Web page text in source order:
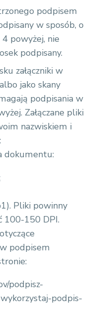
podpisem
w sposób, o
powyżej, nie
podpisany.
załączniki w
jako skany
podpisania w
Załączane pliki
nazwiskiem i
dokumentu:
Pliki powinny
100-150 DPI.
podpisem
podpisz-
podpis-